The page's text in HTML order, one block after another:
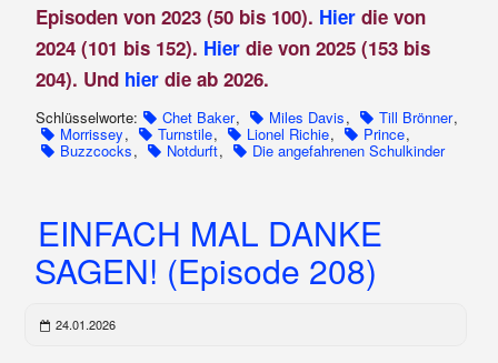
Episoden von 2023 (50 bis 100). Hier die von
2024 (101 bis 152). Hier die von 2025 (153 bis
204). Und hier die ab 2026.
Schlüsselworte: Chet Baker, Miles Davis, Till Brönner,
Morrissey, Turnstile, Lionel Richie, Prince,
Buzzcocks, Notdurft, Die angefahrenen Schulkinder
EINFACH MAL DANKE
SAGEN! (Episode 208)
24.01.2026